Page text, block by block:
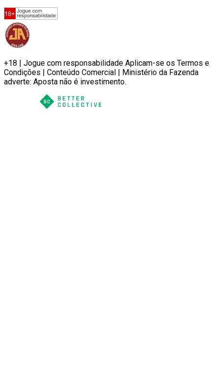
+18 | Jogue com responsabilidade Aplicam-se os Termos e
Condições | Conteúdo Comercial | Ministério da Fazenda
adverte: Aposta não é investimento.